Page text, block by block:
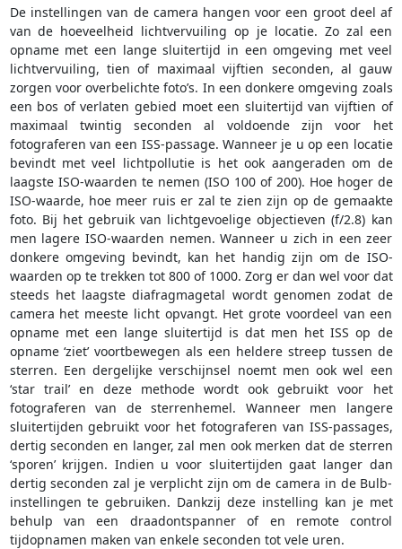
De instellingen van de camera hangen voor een groot deel af
van de hoeveelheid lichtvervuiling op je locatie. Zo zal een
opname met een lange sluitertijd in een omgeving met veel
lichtvervuiling, tien of maximaal vijftien seconden, al gauw
zorgen voor overbelichte foto’s. In een donkere omgeving zoals
een bos of verlaten gebied moet een sluitertijd van vijftien of
maximaal twintig seconden al voldoende zijn voor het
fotograferen van een ISS-passage. Wanneer je u op een locatie
bevindt met veel lichtpollutie is het ook aangeraden om de
laagste ISO-waarden te nemen (ISO 100 of 200). Hoe hoger de
ISO-waarde, hoe meer ruis er zal te zien zijn op de gemaakte
foto. Bij het gebruik van lichtgevoelige objectieven (f/2.8) kan
men lagere ISO-waarden nemen. Wanneer u zich in een zeer
donkere omgeving bevindt, kan het handig zijn om de ISO-
waarden op te trekken tot 800 of 1000. Zorg er dan wel voor dat
steeds het laagste diafragmagetal wordt genomen zodat de
camera het meeste licht opvangt. Het grote voordeel van een
opname met een lange sluitertijd is dat men het ISS op de
opname ‘ziet’ voortbewegen als een heldere streep tussen de
sterren. Een dergelijke verschijnsel noemt men ook wel een
‘star trail’ en deze methode wordt ook gebruikt voor het
fotograferen van de sterrenhemel. Wanneer men langere
sluitertijden gebruikt voor het fotograferen van ISS-passages,
dertig seconden en langer, zal men ook merken dat de sterren
‘sporen’ krijgen. Indien u voor sluitertijden gaat langer dan
dertig seconden zal je verplicht zijn om de camera in de Bulb-
instellingen te gebruiken. Dankzij deze instelling kan je met
behulp van een draadontspanner of en remote control
tijdopnamen maken van enkele seconden tot vele uren.